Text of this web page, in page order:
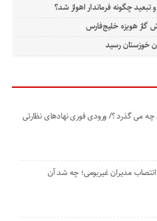
چگونه فرماندار اهواز شد؟
گاز هویزه خلیج‌فارس
می گذرد ؟/ ورودی فوری نهادهای نظارتی
انتصاب مدیران غیربومی؛ چه شد آن